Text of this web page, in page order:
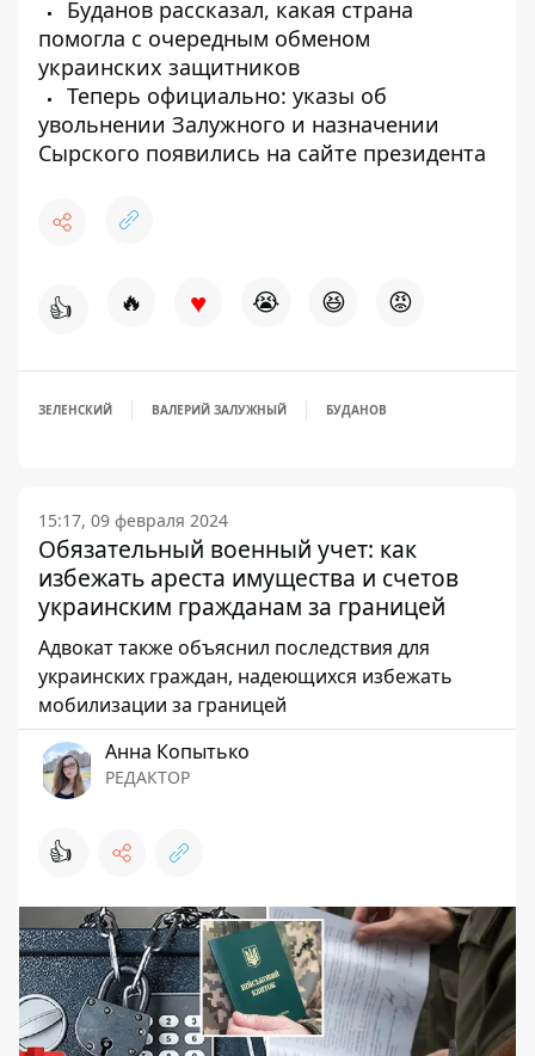
Буданов рассказал, какая страна
помогла с очередным обменом
украинских защитников
Теперь официально: указы об
увольнении Залужного и назначении
Сырского появились на сайте президента
👍 🔥 ♥ 😭 😆 😡
ЗЕЛЕНСКИЙ ВАЛЕРИЙ ЗАЛУЖНЫЙ БУДАНОВ
15:17, 09 февраля 2024
Обязательный военный учет: как
избежать ареста имущества и счетов
украинским гражданам за границей
Адвокат также объяснил последствия для
украинских граждан, надеющихся избежать
мобилизации за границей
Анна Копытько
РЕДАКТОР
👍